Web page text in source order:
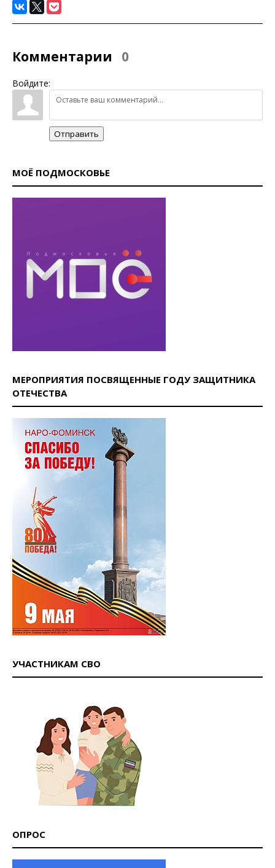
Комментарии 0
Войдите:
Отправить
МОЁ ПОДМОСКОВЬЕ
МЕРОПРИЯТИЯ ПОСВЯЩЕННЫЕ ГОДУ ЗАЩИТНИКА
ОТЕЧЕСТВА
УЧАСТНИКАМ СВО
ОПРОС